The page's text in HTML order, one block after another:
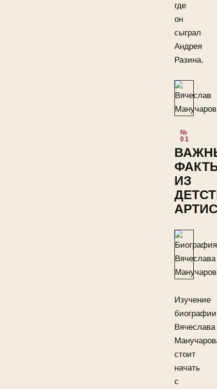
где
он
сыграл
Андрея
Разина.
ИЗ
Изучение
биографии
Вячеслава
стоит
начать
с